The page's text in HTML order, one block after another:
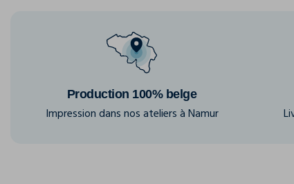
Production 100% belge
Impression dans nos ateliers à Namur